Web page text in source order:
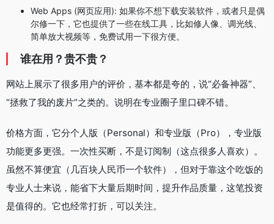
Web Apps (网页应用): 如果你不想下载安装软件，或者只是偶
尔修一下，它也提供了一些在线工具，比如修人像、调光线、
简单放大视频等，免费试用一下很方便。
谁在用？贵不贵？
网站上展示了很多用户的评价，基本都是夸的，说“必备神器”、
“拯救了我的废片”之类的。说明在专业圈子里口碑不错。
价格方面，它分个人版（Personal）和专业版（Pro），专业版
功能更多更强。一次性买断，不是订阅制（这点很多人喜欢）。
虽然不算便宜（几百块人民币一个软件），但对于靠这个吃饭的
专业人士来说，能省下大量后期时间，提升作品质量，这笔投资
是值得的。它也经常打折，可以关注。